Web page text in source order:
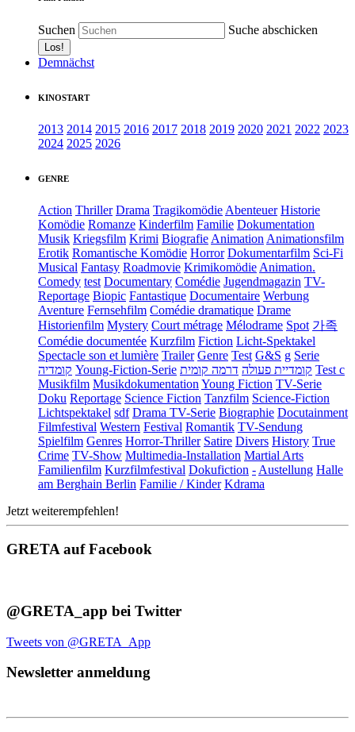
Suchen Suche abschicken
Demnächst
KINOSTART
2013 2014 2015 2016 2017 2018 2019 2020 2021 2022 2023
2024 2025 2026
GENRE
Action Thriller Drama Tragikomödie Abenteuer Historie
Komödie Romanze Kinderfilm Familie Dokumentation
Musik Kriegsfilm Krimi Biografie Animation Animationsfilm
Erotik Romantische Komödie Horror Dokumentarfilm Sci-Fi
Musical Fantasy Roadmovie Krimikomödie Animation.
Comedy test Documentary Comédie Jugendmagazin TV-
Reportage Biopic Fantastique Documentaire Werbung
Aventure Fernsehfilm Comédie dramatique Drame
Historienfilm Mystery Court métrage Mélodrame Spot 가족
Comédie documentée Kurzfilm Fiction Licht-Spektakel
Spectacle son et lumière Trailer Genre Test G&S g Serie
קומדיה Young-Fiction-Serie קומדיית פעולה דרמה קומית
Test c
Musikfilm Musikdokumentation Young Fiction TV-Serie
Doku Reportage Science Fiction Tanzfilm Science-Fiction
Lichtspektakel sdf Drama TV-Serie Biographie Docutainment
Filmfestival Western Festival Romantik TV-Sendung
Spielfilm Genres Horror-Thriller Satire Divers History True
Crime TV-Show Multimedia-Installation Martial Arts
Familienfilm Kurzfilmfestival Dokufiction - Austellung Halle
am Berghain Berlin Familie / Kinder Kdrama
Jetzt weiterempfehlen!
GRETA auf Facebook
@GRETA_app bei Twitter
Tweets von @GRETA_App
Newsletter anmeldung